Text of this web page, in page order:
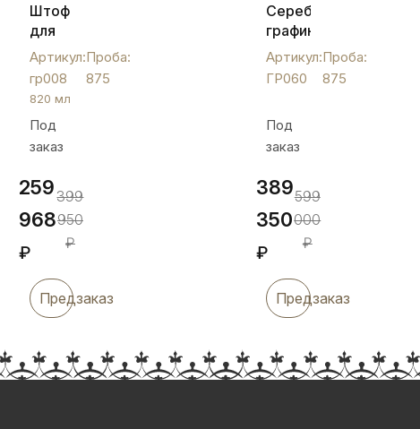
Штоф
для
виски
или
водки
из
серебра,
820
гр008
Артикул:
гр008
Проба:
875
820 мл
Под
заказ
259
968
₽
399
950
₽
Предзаказ
Серебряный
графин
"Свадебный",
ГР060
Артикул:
ГР060
Проба:
875
Под
заказ
389
350
₽
599
000
₽
Предзаказ